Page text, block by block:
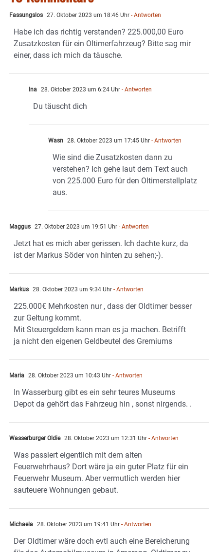
Fassungslos 27. Oktober 2023 um 18:46 Uhr - Antworten
Habe ich das richtig verstanden? 225.000,00 Euro
Zusatzkosten für ein Oltimerfahrzeug? Bitte sag mir
einer, dass ich mich da täusche.
Ina 28. Oktober 2023 um 6:24 Uhr - Antworten
Du täuscht dich
Wasn 28. Oktober 2023 um 17:45 Uhr - Antworten
Wie sind die Zusatzkosten dann zu
verstehen? Ich gehe laut dem Text auch
von 225.000 Euro für den Oltimerstellplatz
aus.
Maggus 27. Oktober 2023 um 19:51 Uhr - Antworten
Jetzt hat es mich aber gerissen. Ich dachte kurz, da
ist der Markus Söder von hinten zu sehen;-).
Markus 28. Oktober 2023 um 9:34 Uhr - Antworten
225.000€ Mehrkosten nur , dass der Oldtimer besser
zur Geltung kommt.
Mit Steuergeldern kann man es ja machen. Betrifft
ja nicht den eigenen Geldbeutel des Gremiums
Maria 28. Oktober 2023 um 10:43 Uhr - Antworten
In Wasserburg gibt es ein sehr teures Museums
Depot da gehört das Fahrzeug hin , sonst nirgends. .
Wasserburger Oldie 28. Oktober 2023 um 12:31 Uhr - Antworten
Was passiert eigentlich mit dem alten
Feuerwehrhaus? Dort wäre ja ein guter Platz für ein
Feuerwehr Museum. Aber vermutlich werden hier
sauteuere Wohnungen gebaut.
Michaela 28. Oktober 2023 um 19:41 Uhr - Antworten
Der Oldtimer wäre doch evtl auch eine Bereicherung